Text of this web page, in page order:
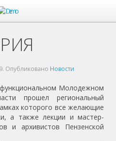
. Опубликовано Новости
Молодежном
прошел региональный
которого все желающие
а также лекции и мастер-
и архивистов Пензенской